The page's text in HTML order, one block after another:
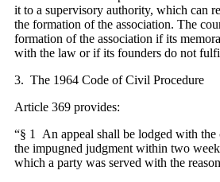
it to a supervisory authority, which can
the formation of the association. The
formation of the association if its
with the law or if its founders do not
3. The 1964 Code of Civil Procedure
Article 369 provides:
“§ 1 An appeal shall be lodged with the
the impugned judgment within two
which a party was served with the